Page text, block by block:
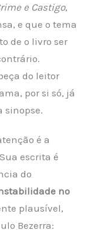
e Castigo,
e que o tema
de o livro ser
do leitor
por si só, já
sinopse.
é a
escrita é
do
no
plausível,
Bezerra: